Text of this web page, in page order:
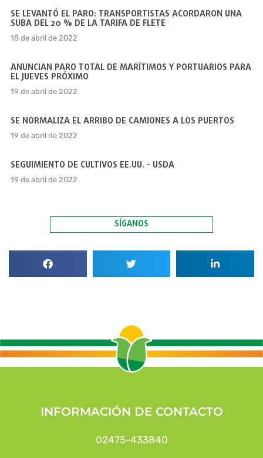
SE LEVANTÓ EL PARO: TRANSPORTISTAS ACORDARON UNA
SUBA DEL 20 % DE LA TARIFA DE FLETE
18 de abril de 2022
ANUNCIAN PARO TOTAL DE MARÍTIMOS Y PORTUARIOS PARA
EL JUEVES PRÓXIMO
19 de abril de 2022
SE NORMALIZA EL ARRIBO DE CAMIONES A LOS PUERTOS
19 de abril de 2022
SEGUIMIENTO DE CULTIVOS EE.UU. – USDA
19 de abril de 2022
SÍGANOS
INFORMACIÓN DE CONTACTO
02475-433840